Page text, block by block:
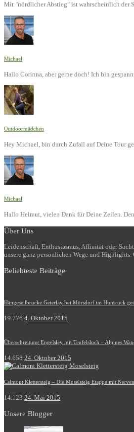
Mit "nördlicher Abstieg" ist wahrscheinlich der
Michael
Hallo Corinna, aber gerne doch! Ich bin
Outdoormädchen
Hey Michael, bin durch Zufall auf Deine Tour
Michael
Hallo Helmut, vielen Dank für Deine Zeilen.
Über Uns
Leidenschaft, Enthusiasmus, Affinität oder
unsere ganz persönlichen Wege und
Beliebteste Beiträge
Hängeseilbrücke Geierlay bei Mörsdorf im Hunsrück
19.776 4. Oktober 2015
Überschreitung Engelsley mit Teufelsloch – Alpines
14.658 24. Oktober 2015
Calmont Klettersteig – Die Moselsteig Etappe mit
14.123 24. Mai 2015
Unsere Blogger